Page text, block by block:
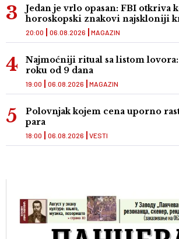
Jedan je vrlo opasan: FBI otkriva
horoskopski znakovi najskloniji
MAGAZIN
20:00 06.08.2026
Najmoćniji ritual sa listom
roku od 9 dana
MAGAZIN
19:00 06.08.2026
Polovnjak kojem cena uporno
para
VESTI
18:00 06.08.2026